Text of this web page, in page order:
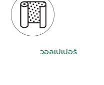
วอลเปเปอร์